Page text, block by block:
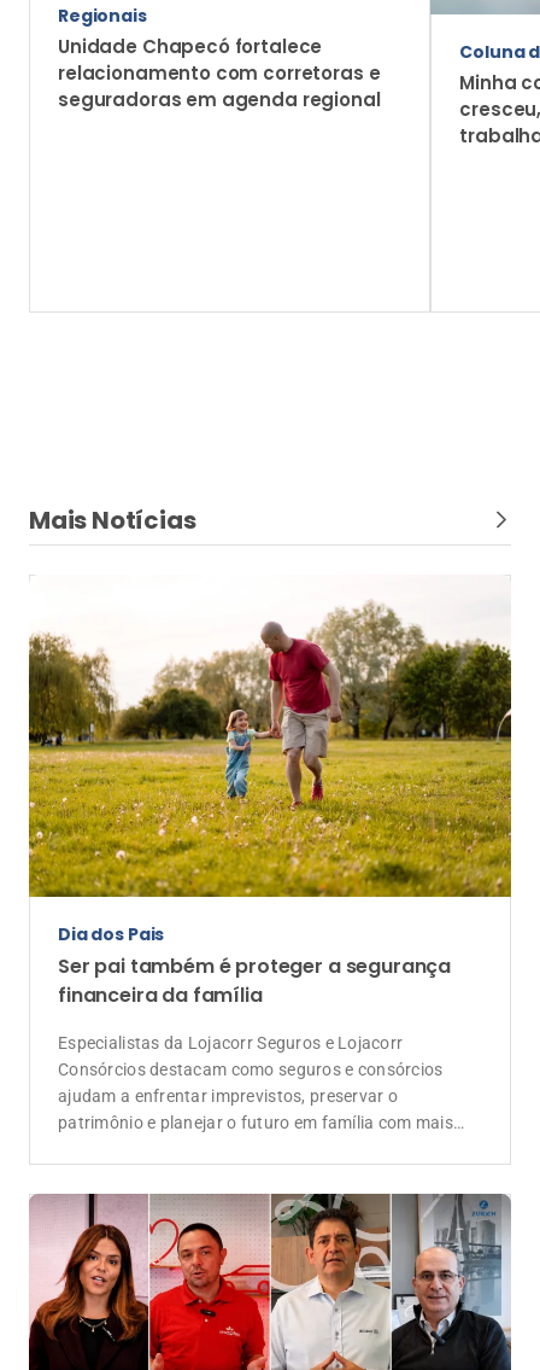
Ser pai também é proteger a segurança
financeira da família
Especialistas da Lojacorr Seguros e Lojacorr
Consórcios destacam como seguros e consórcios
ajudam a enfrentar imprevistos, preservar o
patrimônio e planejar o futuro em família com mais
tranquilidade
convenção voltada à geração de negócios
e ao futuro da corretagem
Depoimentos de executivos das seguradoras
parceiras reforçam a importância da Lojacorr Seguros
como elo entre as companhias e os corretores de